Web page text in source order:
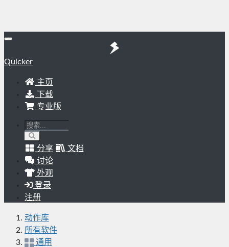
Quicker
主页
下载
专业版
分享
文档
讨论
外观
登录
注册
动作库
所有软件
通用